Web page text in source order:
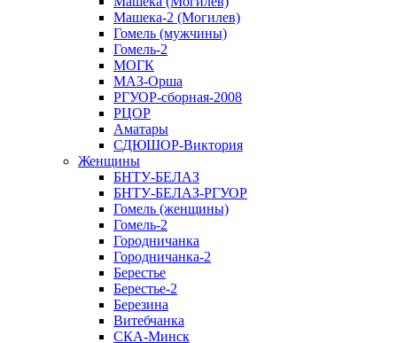
Машека-2 (Могилев)
Гомель (мужчины)
Гомель-2
МОГК
МАЗ-Орша
РГУОР-сборная-2008
РЦОР
Аматары
СДЮШОР-Виктория
Женщины
БНТУ-БЕЛАЗ
БНТУ-БЕЛАЗ-РГУОР
Гомель (женщины)
Гомель-2
Городничанка
Городничанка-2
Берестье
Берестье-2
Березина
Витебчанка
СКА-Минск